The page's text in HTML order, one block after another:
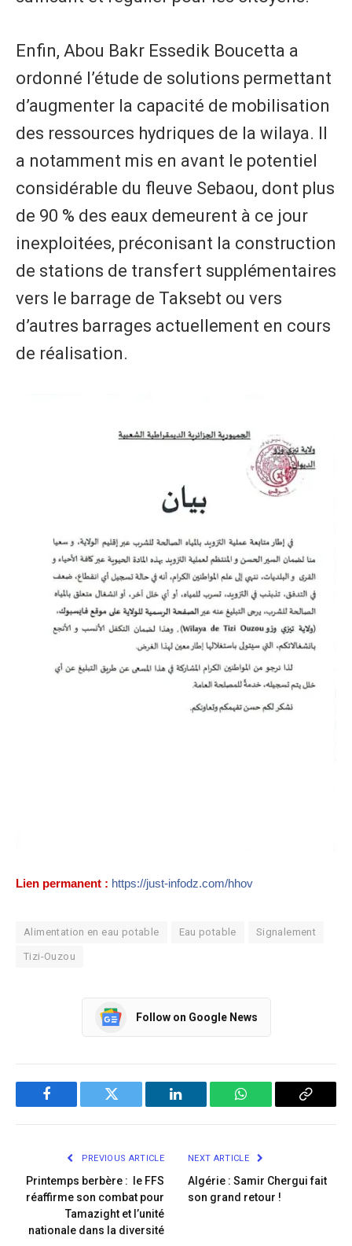
Enfin, Abou Bakr Essedik Boucetta a
ordonné l’étude de solutions permettant
d’augmenter la capacité de mobilisation
des ressources hydriques de la wilaya. Il
a notamment mis en avant le potentiel
considérable du fleuve Sebaou, dont plus
de 90 % des eaux demeurent à ce jour
inexploitées, préconisant la construction
de stations de transfert supplémentaires
vers le barrage de Taksebt ou vers
d’autres barrages actuellement en cours
de réalisation.
Lien permanent : https://just-infodz.com/hhov
Alimentation en eau potable Eau potable Signalement
Tizi-Ouzou
Follow on Google News
Facebook Twitter LinkedIn WhatsApp Copy
PREVIOUS ARTICLE
Printemps berbère : le FFS
réaffirme son combat pour
Tamazight et l’unité
nationale dans la diversité
NEXT ARTICLE
Algérie : Samir Chergui fait
son grand retour !